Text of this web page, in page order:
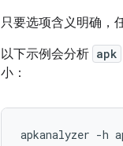
只要选项含义明确，
以下示例会分析 apk
小：
apkanalyzer -h